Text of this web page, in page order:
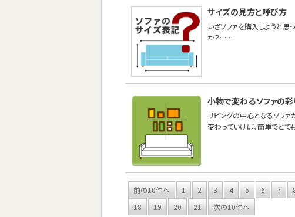
サイズの見方と呼び方
いざソファを購入しようと
か？……
小物で変わるソファの彩
リビングの中心となるソフ
変わっていけば、簡単でと
前の10件へ 1 2 3 4 5 6 7
18
19 20 21 次の10件へ